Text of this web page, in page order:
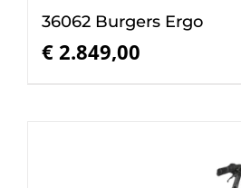
36062 Burgers Ergo
€ 2.849,00